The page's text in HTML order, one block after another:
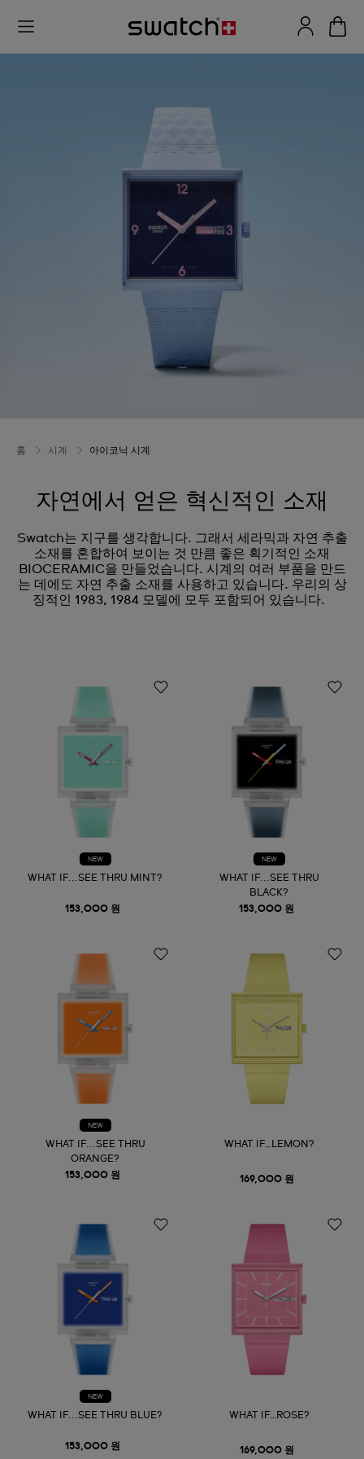
홈 시계 아이코닉 시계
자연에서 얻은 혁신적인 소재
Swatch는 지구를 생각합니다. 그래서 세라믹과 자연 추출
소재를 혼합하여 보이는 것 만큼 좋은 획기적인 소재
BIOCERAMIC을 만들었습니다. 시계의 여러 부품을 만드
는 데에도 자연 추출 소재를 사용하고 있습니다. 우리의 상
징적인 1983, 1984 모델에 모두 포함되어 있습니다.
NEW
WHAT IF...SEE THRU MINT?
153,000 원
NEW
WHAT IF...SEE THRU
BLACK?
153,000 원
NEW
WHAT IF...SEE THRU
ORANGE?
153,000 원
WHAT IF…LEMON?
169,000 원
NEW
WHAT IF...SEE THRU BLUE?
153,000 원
WHAT IF…ROSE?
169,000 원